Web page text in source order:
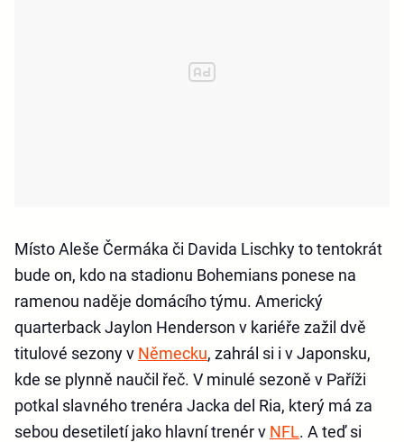
Místo Aleše Čermáka či Davida Lischky to tentokrát
bude on, kdo na stadionu Bohemians ponese na
ramenou naděje domácího týmu. Americký
quarterback Jaylon Henderson v kariéře zažil dvě
titulové sezony v Německu, zahrál si i v Japonsku,
kde se plynně naučil řeč. V minulé sezoně v Paříži
potkal slavného trenéra Jacka del Ria, který má za
sebou desetiletí jako hlavní trenér v NFL. A teď si